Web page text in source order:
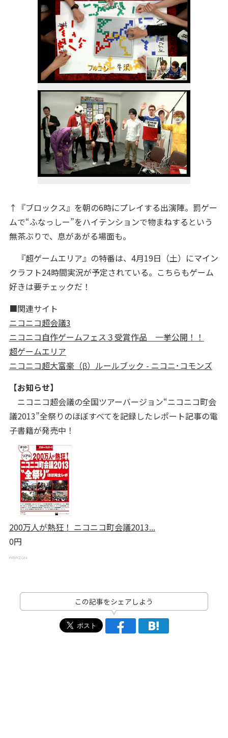
↑『ブロックス』を朝の6時にプレイする出演陣。罰ゲー
ムで“ふなっしー”をハイテンションで物まねするという
無茶ぶりで、息があがる場面も。
『超ゲームエリア』の特番は、4月19日（土）にマイン
クラフト24時間実況が予定されている。こちらもゲーム
好きは要チェックだ！
■関連サイト
ニコニコ超会議3
ニコニコ自作ゲームフェス３受賞作品 一挙公開！！
超ゲームエリア
ニコニコ超大富豪（β）ルールブック - ニコニ･コモンズ
【お知らせ】
ニコニコ超会議の全国ツアーバージョン“ニコニコ町会
議2013”全祭りのほぼすべてを記録したレポート記事の電
子書籍が発売中！
200万人が熱狂！ ニコニコ町会議2013...
0円
この記事をシェアしよう